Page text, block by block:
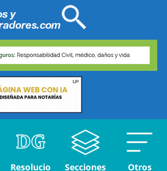
Resolucio
Secciones Otros